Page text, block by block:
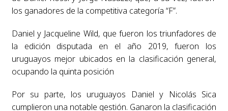
los ganadores de la competitiva categoría “F”.
Daniel y Jacqueline Wild, que fueron los triunfadores de
la edición disputada en el año 2019, fueron los
uruguayos mejor ubicados en la clasificación general,
ocupando la quinta posición
Por su parte, los uruguayos Daniel y Nicolás Sica
cumplieron una notable gestión. Ganaron la clasificación